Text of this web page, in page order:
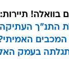
בוואלה! תיירות:
התנ"ך העתיקה
בעמק